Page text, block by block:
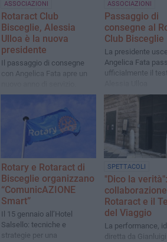
ASSOCIAZIONI
Rotaract Club
Bisceglie, Alessia
Ulloa è la nuova
presidente
Il passaggio di consegne
con Angelica Fata apre un
Adele Ricchitelli
Rotaract 2120 Puglia e
ASSOCIAZIONI
Passaggio di
consegne al
Club Bisceglie
La presidente
Angelica Fata
ufficialmente il
Rotary e Rotaract di
Bisceglie organizzano
“ComunicAZIONE
Smart”
Il 15 gennaio all’Hotel
Salsello: tecniche e
strategie per una
SPETTACOLI
"Dico la
Rotaract e il
del Viaggio
La performance,
diretta da